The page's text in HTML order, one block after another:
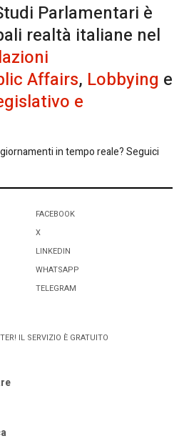
Parlamentari è
realtà italiane nel
Affairs, Lobbying e
e
in tempo reale? Seguici
FACEBOOK
X
LINKEDIN
WHATSAPP
TELEGRAM
IL SERVIZIO È GRATUITO